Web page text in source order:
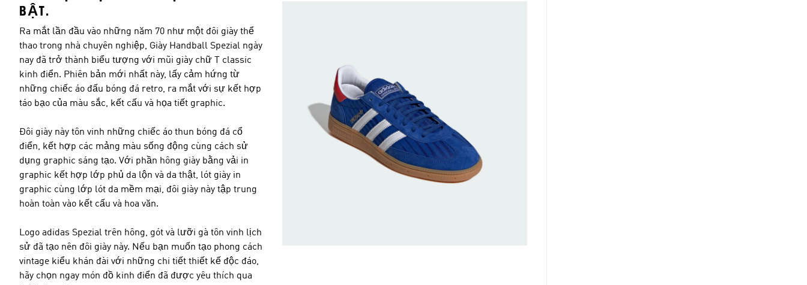
BẬT.
Ra mắt lần đầu vào những năm 70 như một đôi giày thể
thao trong nhà chuyên nghiệp, Giày Handball Spezial ngày
nay đã trở thành biểu tượng với mũi giày chữ T classic
kinh điển. Phiên bản mới nhất này, lấy cảm hứng từ
những chiếc áo đấu bóng đá retro, ra mắt với sự kết hợp
táo bạo của màu sắc, kết cấu và họa tiết graphic.
Đôi giày này tôn vinh những chiếc áo thun bóng đá cổ
điển, kết hợp các mảng màu sống động cùng cách sử
dụng graphic sáng tạo. Với phần hông giày bằng vải in
graphic kết hợp lớp phủ da lộn và da thật, lót giày in
graphic cùng lớp lót da mềm mại, đôi giày này tập trung
hoàn toàn vào kết cấu và hoa văn.
Logo adidas Spezial trên hông, gót và lưỡi gà tôn vinh lịch
sử đã tạo nên đôi giày này. Nếu bạn muốn tạo phong cách
vintage kiểu khán đài với những chi tiết thiết kế độc đáo,
hãy chọn ngay món đồ kinh điển đã được yêu thích qua